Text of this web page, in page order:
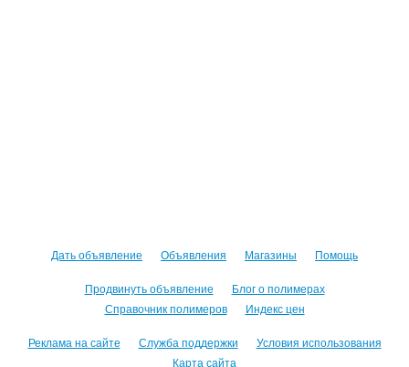
Дать объявление Объявления Магазины Помощь
Продвинуть объявление
Блог о полимерах
Справочник полимеров
Индекс цен
Реклама на сайте Служба поддержки
Условия использования
Карта сайта